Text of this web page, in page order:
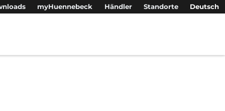
myHuennebeck Händler Standorte Deutsch